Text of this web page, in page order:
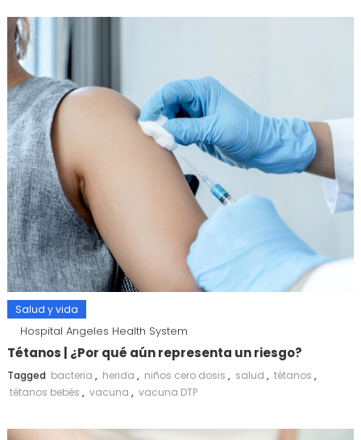
Salud y vida
Hospital Angeles Health System
Tétanos | ¿Por qué aún representa un riesgo?
Tagged bacteria , herida , niños cero dosis , salud , tétanos ,
tétanos bebés , vacuna , vacuna DTP